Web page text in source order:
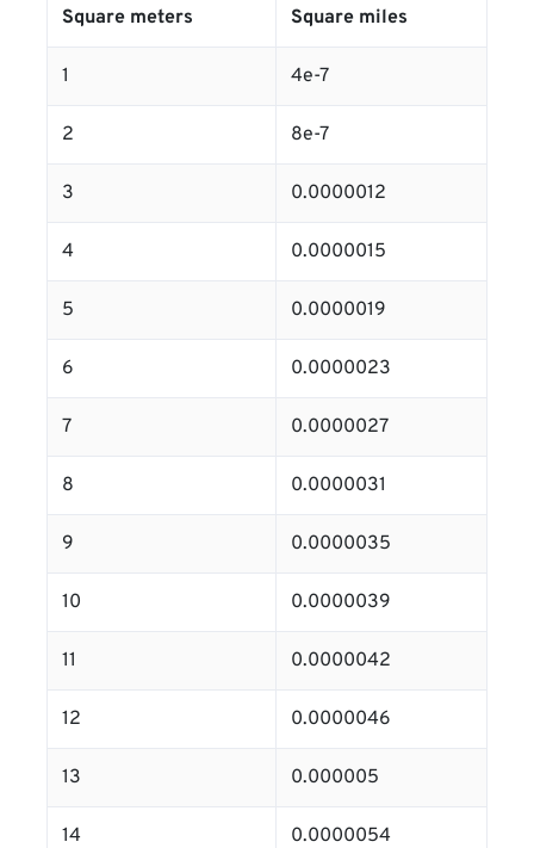
Square meters Square miles
1 4e-7
2 8e-7
3 0.0000012
4 0.0000015
5 0.0000019
6 0.0000023
7 0.0000027
8 0.0000031
9 0.0000035
10 0.0000039
11 0.0000042
12 0.0000046
13 0.000005
14 0.0000054